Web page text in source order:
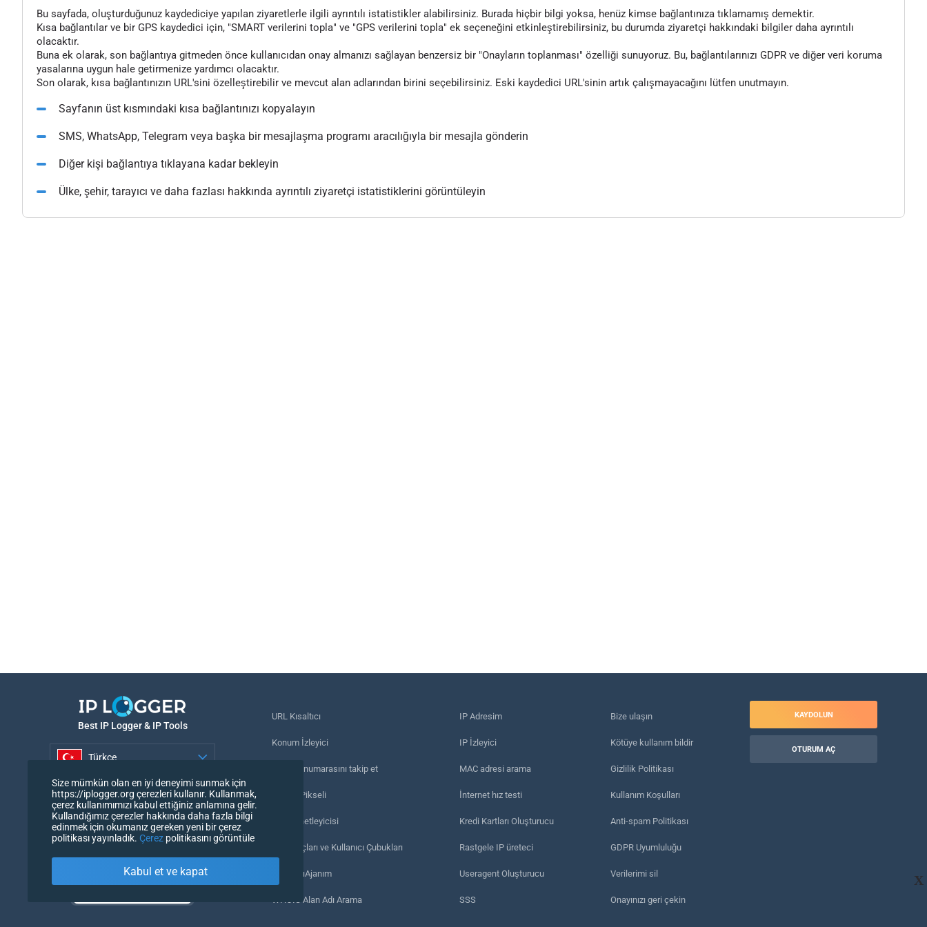
Bu sayfada, oluşturduğunuz kaydediciye yapılan ziyaretlerle ilgili ayrıntılı istatistikler alabilirsiniz. Burada hiçbir bilgi yoksa, henüz kimse bağlantınıza tıklamamış demektir.
Kısa bağlantılar ve bir GPS kaydedici için, "SMART verilerini topla" ve "GPS verilerini topla" ek seçeneğini etkinleştirebilirsiniz, bu durumda ziyaretçi hakkındaki bilgiler daha ayrıntılı
olacaktır.
Buna ek olarak, son bağlantıya gitmeden önce kullanıcıdan onay almanızı sağlayan benzersiz bir "Onayların toplanması" özelliği sunuyoruz. Bu, bağlantılarınızı GDPR ve diğer veri koruma
yasalarına uygun hale getirmenize yardımcı olacaktır.
Son olarak, kısa bağlantınızın URL'sini özelleştirebilir ve mevcut alan adlarından birini seçebilirsiniz. Eski kaydedici URL'sinin artık çalışmayacağını lütfen unutmayın.
Sayfanın üst kısmındaki kısa bağlantınızı kopyalayın
SMS, WhatsApp, Telegram veya başka bir mesajlaşma programı aracılığıyla bir mesajla gönderin
Diğer kişi bağlantıya tıklayana kadar bekleyin
Ülke, şehir, tarayıcı ve daha fazlası hakkında ayrıntılı ziyaretçi istatistiklerini görüntüleyin
X
Best IP Logger & IP Tools
Türkçe
Türkçe
URL Kısaltıcı
Konum İzleyici
Telefon numarasını takip et
İzleme Pikseli
URL denetleyicisi
IP Sayaçları ve Kullanıcı Çubukları
KullanıcıAjanım
WHOIS Alan Adı Arama
IP Adresim
IP İzleyici
MAC adresi arama
İnternet hız testi
Kredi Kartları Oluşturucu
Rastgele IP üreteci
Useragent Oluşturucu
SSS
Bize ulaşın
Kötüye kullanım bildir
Gizlilik Politikası
Kullanım Koşulları
Anti-spam Politikası
GDPR Uyumluluğu
Verilerimi sil
Onayınızı geri çekin
KAYDOLUN
OTURUM AÇ
Size mümkün olan en iyi deneyimi sunmak için
https://iplogger.org çerezleri kullanır. Kullanmak,
çerez kullanımımızı kabul ettiğiniz anlamına gelir.
Kullandığımız çerezler hakkında daha fazla bilgi
edinmek için okumanız gereken yeni bir çerez
politikası yayınladık. Çerez politikasını görüntüle
Kabul et ve kapat